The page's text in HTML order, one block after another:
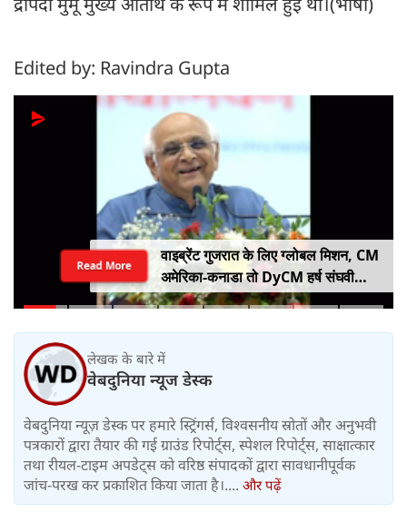
Edited by: Ravindra Gupta
वाइब्रेंट गुजरात के लिए ग्लोबल मिशन, CM
अमेरिका-कनाडा तो DyCM हर्ष संघवी
संभालेंगे जापान-यूरोप का मोर्चा
Read More
लेखक के बारे में
वेबदुनिया न्यूज डेस्क
वेबदुनिया न्यूज़ डेस्क पर हमारे स्ट्रिंगर्स, विश्वसनीय स्रोतों और अनुभवी
पत्रकारों द्वारा तैयार की गई ग्राउंड रिपोर्ट्स, स्पेशल रिपोर्ट्स, साक्षात्कार
तथा रीयल-टाइम अपडेट्स को वरिष्ठ संपादकों द्वारा सावधानीपूर्वक
जांच-परख कर प्रकाशित किया जाता है।.... और पढ़ें